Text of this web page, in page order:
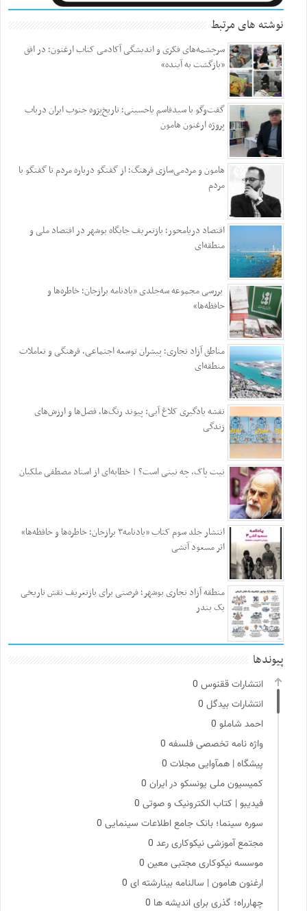
نوشته های مرتبط
سرچشمه‌های فکری و اندیشگی آکادمی کتاب ارغنون؛ در افق
«بازگشت به آینده»
گفت‌وگو با سیدقاسم یاحسینی؛ تاریخ‌پژوه جنوب ایران درباب
پروژه ارغنون هامون
هامون و مردمی‌سازی فرهنگ؛ از گفتگو درباره مردم تا گفتگو با
مردم
اقتصاد دریامحور؛ بازتعریف جایگاه بوشهر در اقتصاد ملی و
منطقه‌ای
بررسی مجموعه سه‌جلدی «یادنامه برازجان؛ خاطره‌ها و
حافظه‌ها»
مناطق آزاد تجاری؛ پیشران توسعه اجتماعی، فرهنگی و تعاملات
منطقه‌ای
نقشه یادگیری کلاغ آبی: پیوند رنگ‌ها، فصل‌ها و ارزش‌های
زندگی
نیت پاک، چه نیتی است؟ | خطابه‌ای از استاد مصطفی ملکیان
انتشار جلد سوم کتاب «یادنامه۳ برازجان؛ خاطره‌ها و حافظه‌ها»
اثر مسعود آتشی
منطقه آزاد تجاری بوشهر؛ فرصتی برای بازتعریف نقش تاریخی
یک بندر
پیوندها
انتشارات ققنوس
انتشارات بیدگل
احمد شاملو
واژه نامه تخصصی فلسفه
پیشگاه | همآوایی مجلات
کمیسیون ملی یونسکو در ایران
فیدیبو | کتاب الکترونیک و صوتی
سوره سینما؛ بانک جامع اطلاعات سینمایی
مجتمع آموزشی نیکوکاری رعد
موسسه نیکوکاری مجتبی معین
ارغنون هامون | سالنامه بینارشته ای
چهارراه؛ گذری برای اندیشه ها